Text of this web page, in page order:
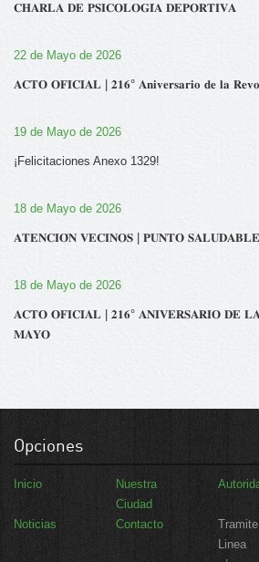
𝐂𝐇𝐀𝐑𝐋𝐀 𝐃𝐄 𝐏𝐒𝐈𝐂𝐎𝐋𝐎𝐆𝐈́𝐀 𝐃𝐄𝐏𝐎𝐑𝐓𝐈𝐕𝐀
22 de Mayo de 2026
𝐀𝐂𝐓𝐎 𝐎𝐅𝐈𝐂𝐈𝐀𝐋 | 𝟐𝟏𝟔° 𝐀𝐧𝐢𝐯𝐞𝐫𝐬𝐚𝐫𝐢𝐨 𝐝𝐞 𝐥𝐚
19 de Mayo de 2026
¡Felicitaciones Anexo 1329!
18 de Mayo de 2026
𝐀𝐓𝐄𝐍𝐂𝐈𝐎́𝐍 𝐕𝐄𝐂𝐈𝐍𝐎𝐒 | 𝐏𝐔𝐍𝐓𝐎 𝐒𝐀𝐋𝐔𝐃𝐀𝐁𝐋𝐄
18 de Mayo de 2026
𝐀𝐂𝐓𝐎 𝐎𝐅𝐈𝐂𝐈𝐀𝐋 | 𝟐𝟏𝟔° 𝐀𝐍𝐈𝐕𝐄𝐑𝐒𝐀𝐑𝐈𝐎 𝐃𝐄
𝐌𝐀𝐘𝐎
Opciones
Inicio
Nuestra
Ciudad
Noticias
Contacto
Linea